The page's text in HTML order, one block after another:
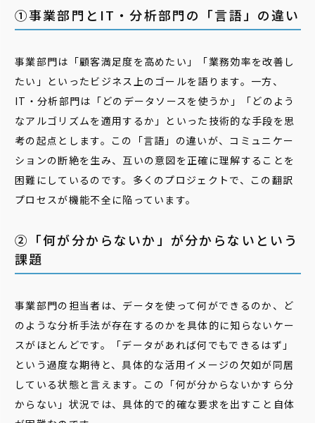
①事業部門とIT・分析部門の「言語」の違い
事業部門は「顧客満足度を高めたい」「業務効率を改善し
たい」といったビジネス上のゴールを語ります。一方、
IT・分析部門は「どのデータソースを使うか」「どのよう
なアルゴリズムを適用するか」といった技術的な手段を思
考の起点とします。この「言語」の違いが、コミュニケー
ションの断絶を生み、互いの意図を正確に理解することを
困難にしているのです。多くのプロジェクトで、この翻訳
プロセスが機能不全に陥っています。
②「何が分からないか」が分からないという
課題
事業部門の担当者は、データを使って何ができるのか、ど
のような分析手法が存在するのかを具体的に知らないケー
スがほとんどです。「データがあれば何でもできるはず」
という過度な期待と、具体的な活用イメージの欠如が同居
している状態と言えます。この「何が分からないかすら分
からない」状況では、具体的で的確な要求を出すこと自体